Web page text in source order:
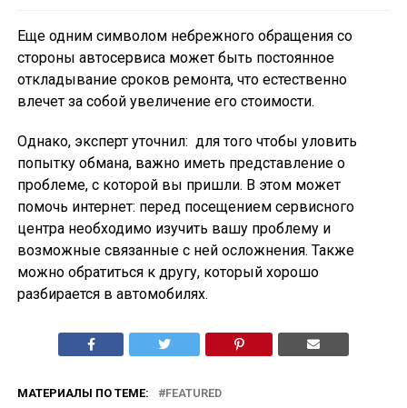
Еще одним символом небрежного обращения со
стороны автосервиса может быть постоянное
откладывание сроков ремонта, что естественно
влечет за собой увеличение его стоимости.
Однако, эксперт уточнил: для того чтобы уловить
попытку обмана, важно иметь представление о
проблеме, с которой вы пришли. В этом может
помочь интернет: перед посещением сервисного
центра необходимо изучить вашу проблему и
возможные связанные с ней осложнения. Также
можно обратиться к другу, который хорошо
разбирается в автомобилях.
МАТЕРИАЛЫ ПО ТЕМЕ: FEATURED